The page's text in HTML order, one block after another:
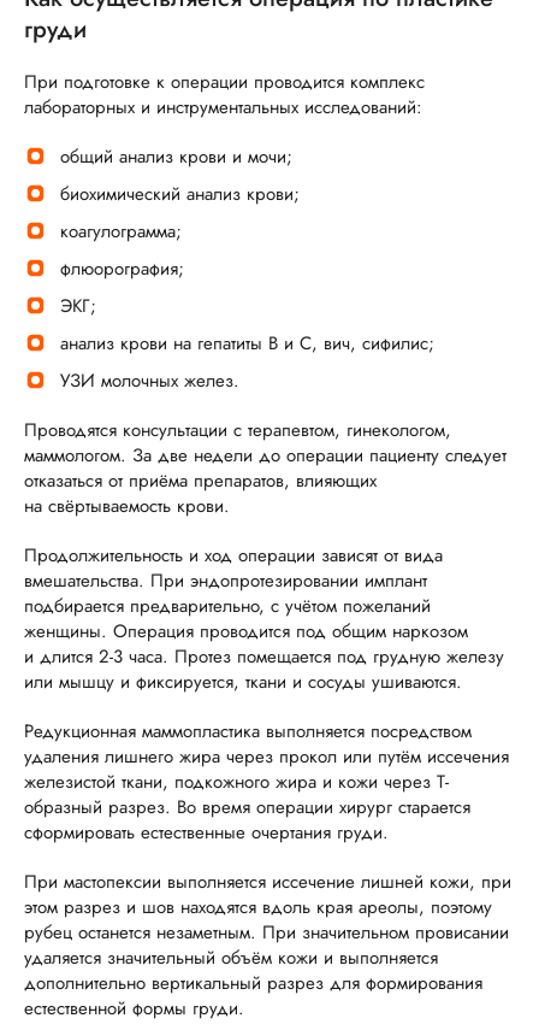
груди
При подготовке к операции проводится комплекс
лабораторных и инструментальных исследований:
общий анализ крови и мочи;
биохимический анализ крови;
коагулограмма;
флюорография;
ЭКГ;
анализ крови на гепатиты B и C, вич, сифилис;
УЗИ молочных желез.
Проводятся консультации с терапевтом, гинекологом,
маммологом. За две недели до операции пациенту следует
отказаться от приёма препаратов, влияющих
на свёртываемость крови.
Продолжительность и ход операции зависят от вида
вмешательства. При эндопротезировании имплант
подбирается предварительно, с учётом пожеланий
женщины. Операция проводится под общим наркозом
и длится 2-3 часа. Протез помещается под грудную железу
или мышцу и фиксируется, ткани и сосуды ушиваются.
Редукционная маммопластика выполняется посредством
удаления лишнего жира через прокол или путём иссечения
железистой ткани, подкожного жира и кожи через Т-
образный разрез. Во время операции хирург старается
сформировать естественные очертания груди.
При мастопексии выполняется иссечение лишней кожи, при
этом разрез и шов находятся вдоль края ареолы, поэтому
рубец останется незаметным. При значительном провисании
удаляется значительный объём кожи и выполняется
дополнительно вертикальный разрез для формирования
естественной формы груди.